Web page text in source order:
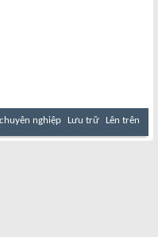
nghiệp Lưu trữ Lên trên